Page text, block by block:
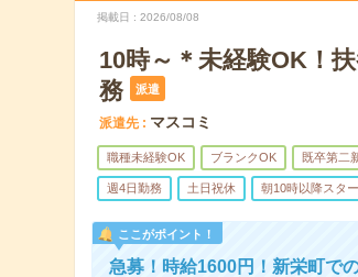
掲載日 2026/08/08
10時～＊未経験OK！
務
派遣
派遣先 マスコミ
職種未経験OK ブランクOK 既卒第二
週4日勤務 土日祝休 朝10時以降スタ
ここがポイント！
急募！時給1600円！新栄町で